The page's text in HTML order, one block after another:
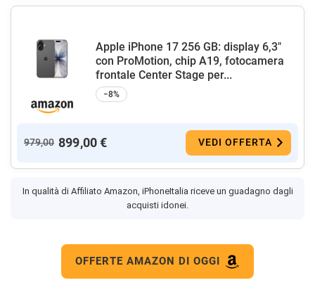
Apple iPhone 17 256 GB: display 6,3"
con ProMotion, chip A19, fotocamera
frontale Center Stage per...
−8%
979,00 899,00 € VEDI OFFERTA
In qualità di Affiliato Amazon, iPhoneItalia riceve un guadagno dagli
acquisti idonei.
OFFERTE AMAZON DI OGGI